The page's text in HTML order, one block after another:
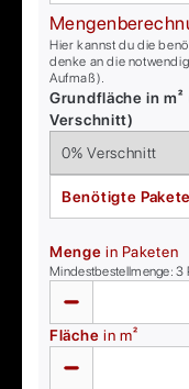
Hier kannst du die
denke an die
Aufmaß).
Grundfläche in m²
Verschnitt)
Benötigte
Menge in Paketen
Mindestbestellmenge:3
Fläche in m²